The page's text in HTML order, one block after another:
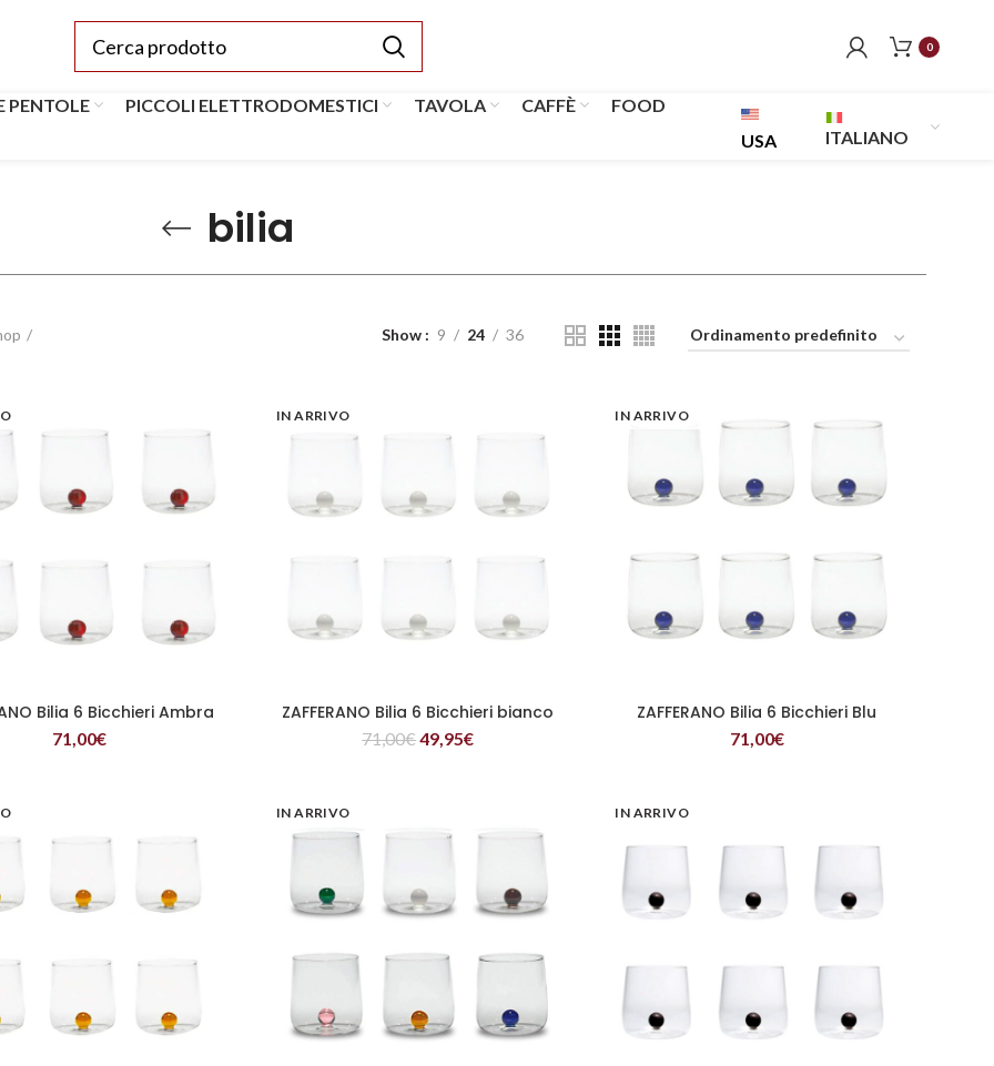
0
PENTOLE PICCOLI ELETTRODOMESTICI TAVOLA CAFFÈ FOOD
USA ITALIANO
bilia
Show 9 24 36
LEGGI TUTTO
Bilia 6 Bicchieri Ambra
71,00€
IN ARRIVO
LEGGI TUTTO
ZAFFERANO Bilia 6 Bicchieri bianco
71,00€49,95€
IN ARRIVO
LEGGI TUTTO
ZAFFERANO Bilia 6 Bicchieri Blu
71,00€
IN ARRIVO IN ARRIVO